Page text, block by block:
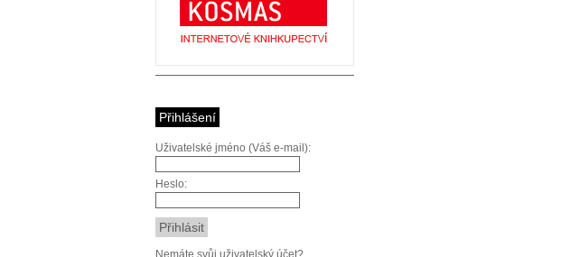
Přihlášení
Uživatelské jméno (Váš e-mail):
Heslo:
Nemáte svůj uživatelský účet?